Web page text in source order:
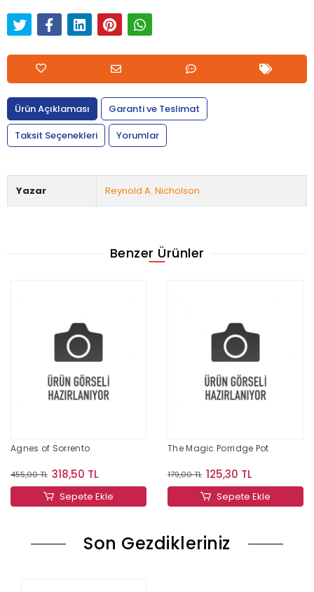
Ürün Açıklaması
Garanti ve Teslimat
Taksit Seçenekleri
Yorumlar
Yazar Reynold A. Nicholson
Benzer Ürünler
Agnes of Sorrento
455,00 TL 318,50 TL
Sepete Ekle
The Magic Porridge Pot
179,00 TL 125,30 TL
Sepete Ekle
Son Gezdikleriniz